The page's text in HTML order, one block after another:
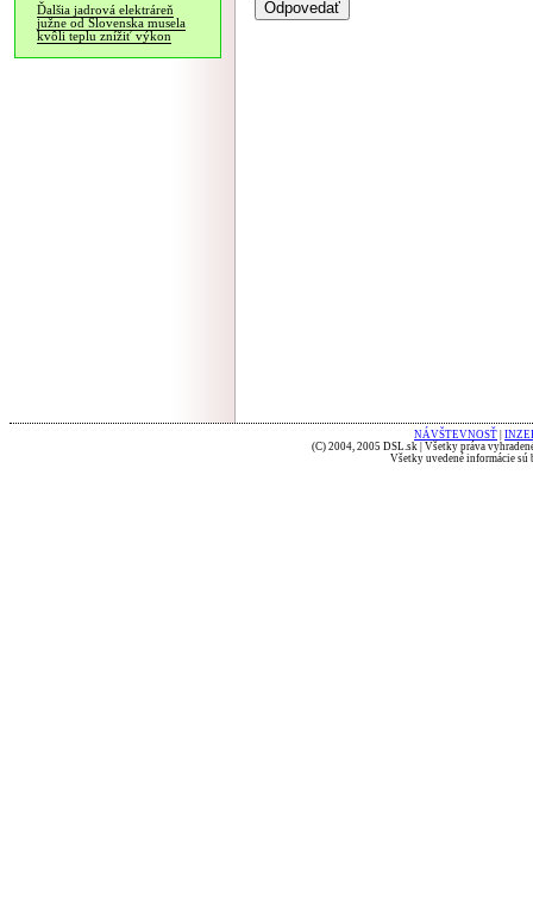
Ďalšia jadrová elektráreň
južne od Slovenska musela
kvôli teplu znížiť výkon
NÁVŠTEVNOSŤ
(C) 2004, 2005 DSL.sk | Všetky práva
Všetky uvedené informácie sú